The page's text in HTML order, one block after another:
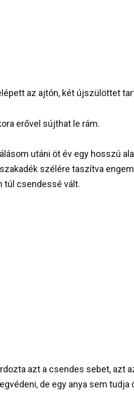
az ajtón, két újszülöttet
erővel sújthat le rám.
utáni öt év egy hosszú
szélére taszítva
túl csendessé vált.
azt a csendes sebet, azt
de egy anya sem tudja